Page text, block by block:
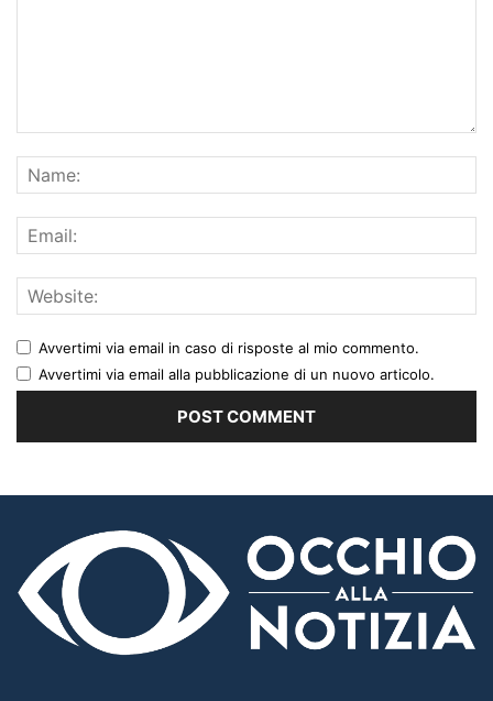
Avvertimi via email in caso di risposte al mio commento.
Avvertimi via email alla pubblicazione di un nuovo articolo.